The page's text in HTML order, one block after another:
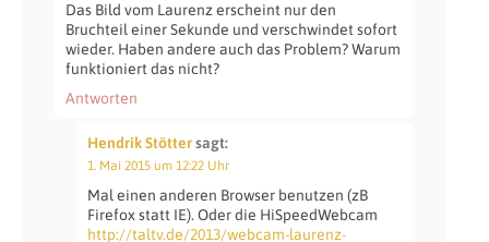
Das Bild vom Laurenz erscheint nur den
Bruchteil einer Sekunde und verschwindet sofort
wieder. Haben andere auch das Problem? Warum
funktioniert das nicht?
Antworten
Hendrik Stöttersagt:
1. Mai 2015 um 12:22 Uhr
Mal einen anderen Browser benutzen (zB
Firefox statt IE). Oder die HiSpeedWebcam
http://taltv.de/2013/webcam-laurenz-